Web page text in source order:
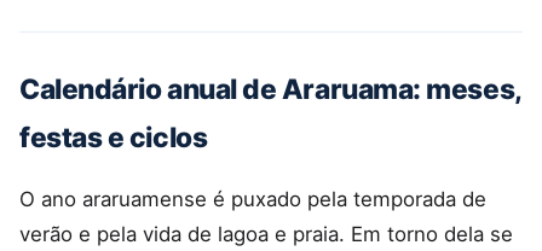
Calendário anual de Araruama: meses,
festas e ciclos
O ano araruamense é puxado pela temporada de
verão e pela vida de lagoa e praia. Em torno dela se